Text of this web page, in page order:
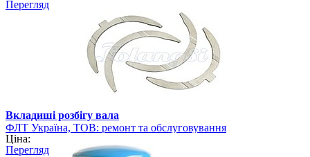
Перегляд
Вкладиші розбігу вала
ФЛТ Україна, ТОВ: ремонт та обслуговування
навантажувально-розвантажувальної техніки
Ціна:
Перегляд